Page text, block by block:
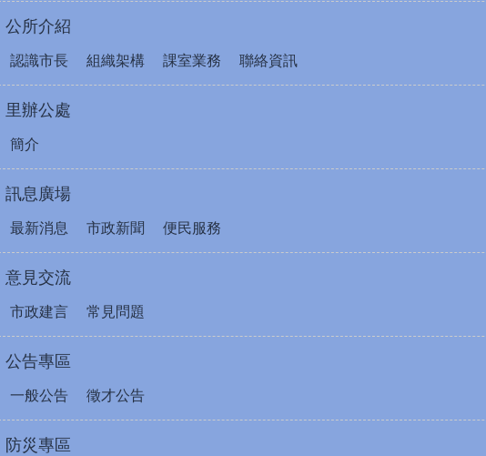
公所介紹
認識市長 組織架構 課室業務 聯絡資訊
里辦公處
簡介
訊息廣場
最新消息 市政新聞 便民服務
意見交流
市政建言 常見問題
公告專區
一般公告 徵才公告
防災專區